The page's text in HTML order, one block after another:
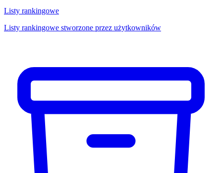
Listy rankingowe
Listy rankingowe stworzone przez użytkowników